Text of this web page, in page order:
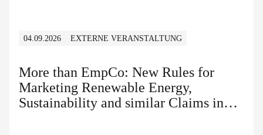
04.09.2026 EXTERNE VERANSTALTUNG
More than EmpCo: New Rules for
Marketing Renewable Energy,
Sustainability and similar Claims in